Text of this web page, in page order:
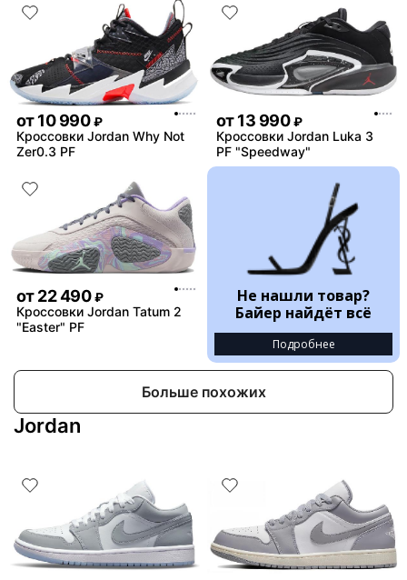
от10 990 ₽
Кроссовки Jordan Why Not
Zer0.3 PF
от13 990 ₽
Кроссовки Jordan Luka 3
PF "Speedway"
от22 490 ₽
Кроссовки Jordan Tatum 2
"Easter" PF
Не нашли товар?
Байер найдёт всё
Подробнее
Больше похожих
Jordan